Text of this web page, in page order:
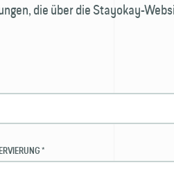
die über die Stayokay-
*